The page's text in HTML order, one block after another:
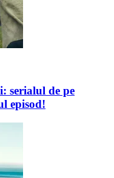
serialul de pe
episod!